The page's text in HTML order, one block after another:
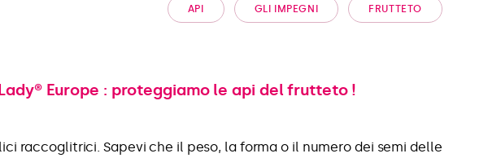
API GLI IMPEGNI FRUTTETO
Europe : proteggiamo le api del frutteto !
raccoglitrici. Sapevi che il peso, la forma o il numero dei semi delle